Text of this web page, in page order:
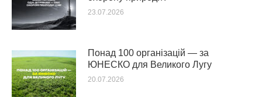
23.07.2026
Понад 100 організацій — за
ЮНЕСКО для Великого Лугу
20.07.2026